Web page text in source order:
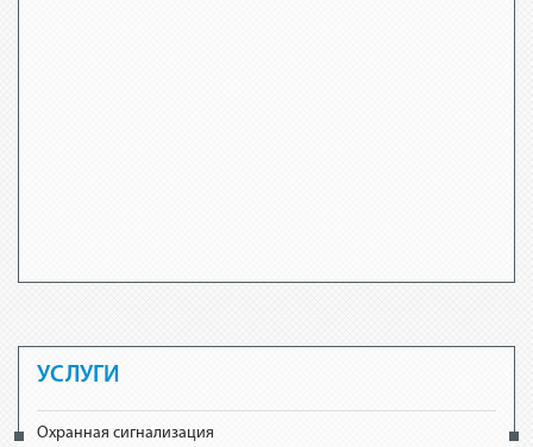
УСЛУГИ
Охранная сигнализация